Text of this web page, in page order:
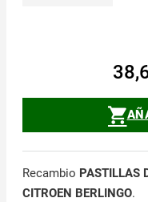
Recambio PASTILLAS
CITROEN BERLINGO.